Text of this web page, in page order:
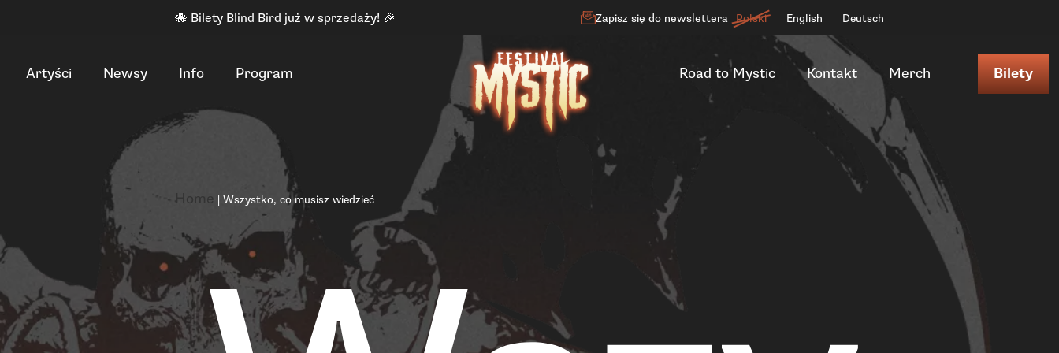
🐙 Bilety Blind Bird już w sprzedaży! 🎉 Zapisz się do newslettera Polski English Deutsch
Artyści Newsy Info Program Road to Mystic Kontakt Merch Bilety
Home | Wszystko, co musisz wiedzieć